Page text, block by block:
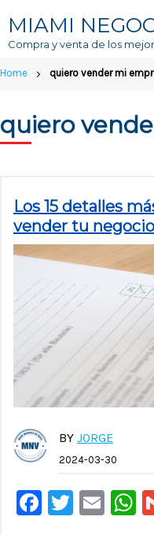
content
Home quiero vender mi
quiero
Los 15 detalles
vender tu
BY JORGE
2024-03-30
Facebook
Twitter